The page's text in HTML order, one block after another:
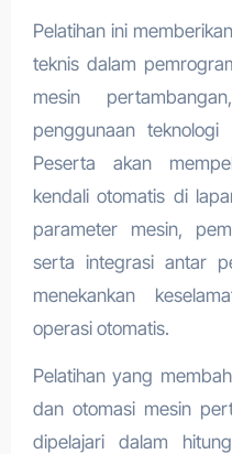
Pelatihan ini
teknis dalam
mesin
penggunaan
Peserta akan
kendali otomatis di
parameter mesin,
serta integrasi antar
menekankan
operasi otomatis.
Pelatihan yang
dan otomasi mesin
dipelajari dalam